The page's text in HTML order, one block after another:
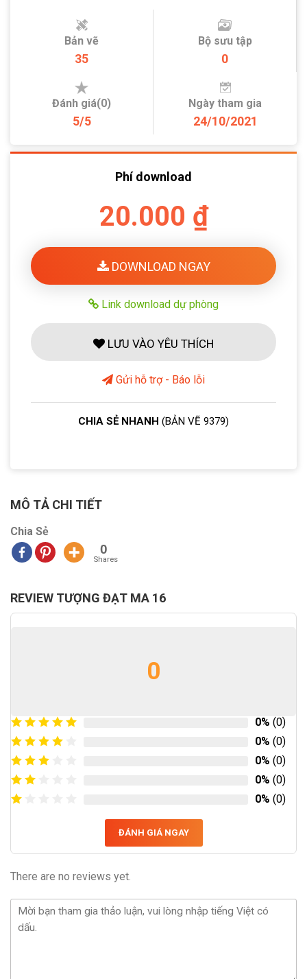
Bản vẽ
35
Bộ sưu tập
0
Đánh giá(0)
5/5
Ngày tham gia
24/10/2021
Phí download
20.000 ₫
DOWNLOAD NGAY
Link download dự phòng
LƯU VÀO YÊU THÍCH
Gửi hỗ trợ - Báo lỗi
CHIA SẺ NHANH (BẢN VẼ 9379)
MÔ TẢ CHI TIẾT
Chia Sẻ
0
Shares
REVIEW TƯỢNG ĐẠT MA 16
0
0% (0)
0% (0)
0% (0)
0% (0)
0% (0)
ĐÁNH GIÁ NGAY
There are no reviews yet.